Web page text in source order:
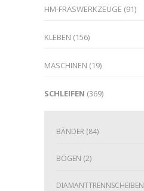
HM-FRÄSWERKZEUGE (91)
KLEBEN (156)
MASCHINEN (19)
SCHLEIFEN (369)
BÄNDER (84)
BÖGEN (2)
DIAMANTTRENNSCHEIBEN